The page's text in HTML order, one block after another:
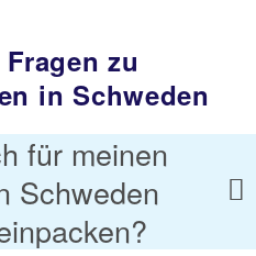
zu
in Schweden
für meinen
Schweden